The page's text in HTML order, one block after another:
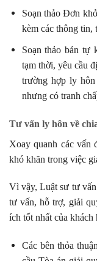
Soạn thảo Đơn
kèm các thông tin,
Soạn thảo bản tự
tạm thời, yêu cầu
trường hợp ly
nhưng có tranh
Tư vấn ly hôn về
Xoay quanh các vấn
khó khăn trong việc
Vì vậy, Luật sư tư
tư vấn, hỗ trợ, giải
ích tốt nhất của
Các bên thỏa